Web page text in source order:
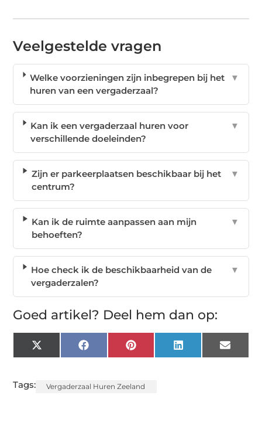
Veelgestelde vragen
Welke voorzieningen zijn inbegrepen bij het
huren van een vergaderzaal?
▼
Kan ik een vergaderzaal huren voor
verschillende doeleinden?
▼
Zijn er parkeerplaatsen beschikbaar bij het
centrum?
▼
Kan ik de ruimte aanpassen aan mijn
behoeften?
▼
Hoe check ik de beschikbaarheid van de
vergaderzalen?
▼
Goed artikel? Deel hem dan op:
X
(Twitter)
FacebookPinterest LinkedIn Email
Tags: Vergaderzaal Huren Zeeland